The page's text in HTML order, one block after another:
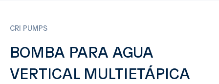
CRI PUMPS
BOMBA PARA AGUA
VERTICAL MULTIETÁPICA